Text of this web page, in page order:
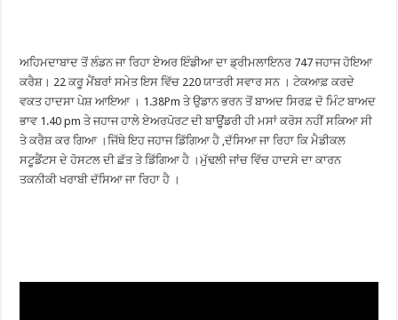
ਅਹਿਮਦਾਬਾਦ ਤੋਂ ਲੰਡਨ ਜਾ ਰਿਹਾ ਏਅਰ ਇੰਡੀਆ ਦਾ ਡ੍ਰੀਮਲਾਇਨਰ 747 ਜਹਾਜ ਹੋਇਆ
ਕਰੈਸ਼। 22 ਕਰੂ ਮੈਂਬਰਾਂ ਸਮੇਤ ਇਸ ਵਿੱਚ 220 ਯਾਤਰੀ ਸਵਾਰ ਸਨ । ਟੇਕਆਫ਼ ਕਰਦੇ
ਵਕਤ ਹਾਦਸਾ ਪੇਸ਼ ਆਇਆ । 1.38Pm ਤੇ ਉਡਾਨ ਭਰਨ ਤੋਂ ਬਾਅਦ ਸਿਰਫ਼ ਦੋ ਮਿੰਟ ਬਾਅਦ
ਭਾਵ 1.40 pm ਤੇ ਜਹਾਜ ਹਾਲੇ ਏਅਰਪੋਰਟ ਦੀ ਬਾਊਂਡਰੀ ਹੀ ਮਸਾਂ ਕਰੋਸ ਨਹੀਂ ਸਕਿਆ ਸੀ
ਤੇ ਕਰੈਸ਼ ਕਰ ਗਿਆ ।ਜਿੱਥੇ ਇਹ ਜਹਾਜ ਡਿੱਗਿਆ ਹੈ ,ਦੱਸਿਆ ਜਾ ਰਿਹਾ ਕਿ ਮੈਡੀਕਲ
ਸਟੂਡੈਂਟਸ ਦੇ ਹੋਸਟਲ ਦੀ ਛੱਤ ਤੇ ਡਿੱਗਿਆ ਹੈ ।ਮੁੱਢਲੀ ਜਾਂਚ ਵਿੱਚ ਹਾਦਸੇ ਦਾ ਕਾਰਨ
ਤਕਨੀਕੀ ਖਰਾਬੀ ਦੱਸਿਆ ਜਾ ਰਿਹਾ ਹੈ ।